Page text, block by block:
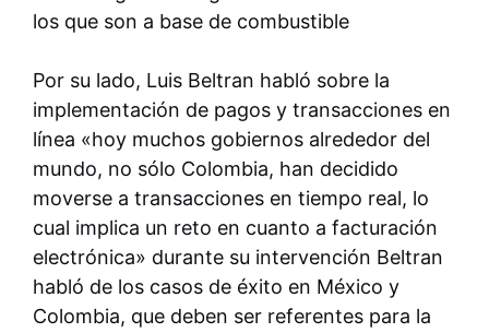
los que son a base de combustible
Por su lado, Luis Beltran habló sobre la
implementación de pagos y transacciones en
línea «hoy muchos gobiernos alrededor del
mundo, no sólo Colombia, han decidido
moverse a transacciones en tiempo real, lo
cual implica un reto en cuanto a facturación
electrónica» durante su intervención Beltran
habló de los casos de éxito en México y
Colombia, que deben ser referentes para la